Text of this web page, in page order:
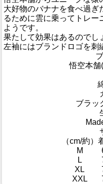
大好物のバナナを食べ過ぎ
るために雲に乗ってトレー
ようです。
果たして効果はあるのでし
左袖にはブランドロゴを刺
悟空本舗
ブラッ
（cm/約）
M
L
XL
XXL